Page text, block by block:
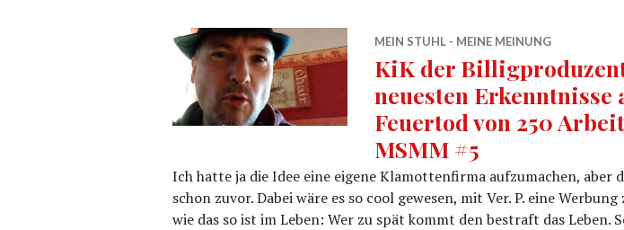
MEIN STUHL - MEINE MEINUNG
KiK der
neuesten Erkenntnisse
Feuertod von 250
MSMM #5
Ich hatte ja die Idee eine eigene Klamottenfirma aufzumachen, aber
schon zuvor. Dabei wäre es so cool gewesen, mit Ver. P. eine
wie das so ist im Leben: Wer zu spät kommt den bestraft das Leben.